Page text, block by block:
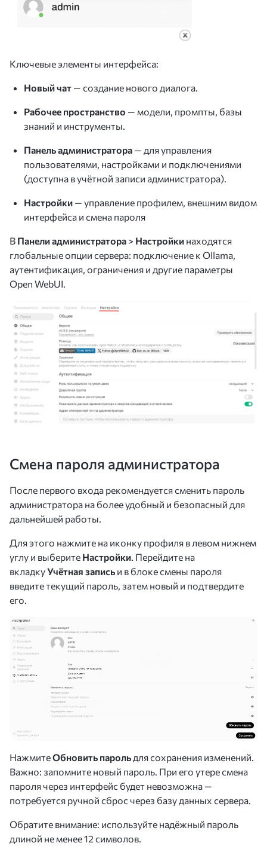
Ключевые элементы интерфейса:
Новый чат — создание нового диалога.
Рабочее пространство — модели, промпты, базы
знаний и инструменты.
Панель администратора — для управления
пользователями, настройками и подключениями
(доступна в учётной записи администратора).
Настройки — управление профилем, внешним видом
интерфейса и смена пароля
В Панели администратора > Настройки находятся
глобальные опции сервера: подключение к Ollama,
аутентификация, ограничения и другие параметры
Open WebUI.
Смена пароля администратора
После первого входа рекомендуется сменить пароль
администратора на более удобный и безопасный для
дальнейшей работы.
Для этого нажмите на иконку профиля в левом нижнем
углу и выберите Настройки. Перейдите на
вкладкуУчётная запись и в блоке смены пароля
введите текущий пароль, затем новый и подтвердите
его.
НажмитеОбновить пароль для сохранения изменений.
Важно: запомните новый пароль. При его утере смена
пароля через интерфейс будет невозможна —
потребуется ручной сброс через базу данных сервера.
Обратите внимание: используйте надёжный пароль
длиной не менее 12 символов.